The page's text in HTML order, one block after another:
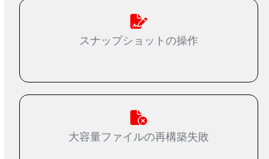
スナップショットの操作
大容量ファイルの再構築失敗